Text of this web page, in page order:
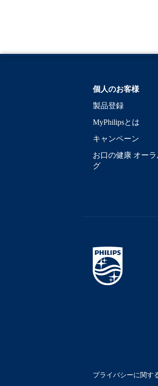
個人のお客様
製品登録
MyPhilipsとは
キャンペーン
お口の健康 オー
グ
プライバシーに関す